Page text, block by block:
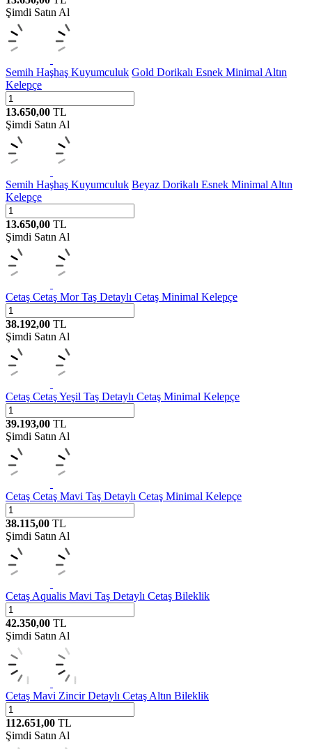
Şimdi Satın Al
Semih Haşhaş Kuyumculuk Gold Dorikalı Esnek Minimal Altın
Kelepçe
13.650,00 TL
Şimdi Satın Al
Semih Haşhaş Kuyumculuk Beyaz Dorikalı Esnek Minimal Altın
Kelepçe
13.650,00 TL
Şimdi Satın Al
Cetaş Cetaş Mor Taş Detaylı Cetaş Minimal Kelepçe
38.192,00 TL
Şimdi Satın Al
Cetaş Cetaş Yeşil Taş Detaylı Cetaş Minimal Kelepçe
39.193,00 TL
Şimdi Satın Al
Cetaş Cetaş Mavi Taş Detaylı Cetaş Minimal Kelepçe
38.115,00 TL
Şimdi Satın Al
Cetaş Aqualis Mavi Taş Detaylı Cetaş Bileklik
42.350,00 TL
Şimdi Satın Al
Cetaş Mavi Zincir Detaylı Cetaş Altın Bileklik
112.651,00 TL
Şimdi Satın Al